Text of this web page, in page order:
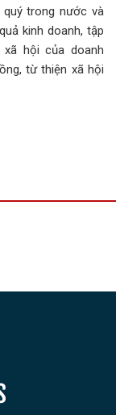
trong nước và
kinh doanh, tập
hội của doanh
từ thiện xã hội